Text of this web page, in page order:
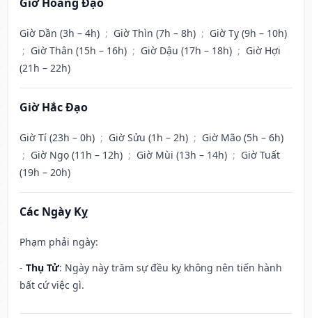
Giờ Dần (3h – 4h) ; Giờ Thìn (7h – 8h) ; Giờ Tỵ (9h – 10h)
; Giờ Thân (15h – 16h) ; Giờ Dậu (17h – 18h) ; Giờ Hợi
(21h – 22h)
Giờ Hắc Đạo
Giờ Tí (23h – 0h) ; Giờ Sửu (1h – 2h) ; Giờ Mão (5h – 6h)
; Giờ Ngọ (11h – 12h) ; Giờ Mùi (13h – 14h) ; Giờ Tuất
(19h – 20h)
Các Ngày Kỵ
Phạm phải ngày:
- Thụ Tử: Ngày này trăm sự đều kỵ không nên tiến hành
bất cứ việc gì.